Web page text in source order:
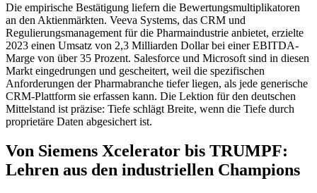
Die empirische Bestätigung liefern die Bewertungsmultiplikatoren
an den Aktienmärkten. Veeva Systems, das CRM und
Regulierungsmanagement für die Pharmaindustrie anbietet, erzielte
2023 einen Umsatz von 2,3 Milliarden Dollar bei einer EBITDA-
Marge von über 35 Prozent. Salesforce und Microsoft sind in diesen
Markt eingedrungen und gescheitert, weil die spezifischen
Anforderungen der Pharmabranche tiefer liegen, als jede generische
CRM-Plattform sie erfassen kann. Die Lektion für den deutschen
Mittelstand ist präzise: Tiefe schlägt Breite, wenn die Tiefe durch
proprietäre Daten abgesichert ist.
Von Siemens Xcelerator bis TRUMPF:
Lehren aus den industriellen Champions